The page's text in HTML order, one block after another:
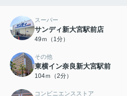
スーパー
サンディ新大宮駅前店
49ｍ（1分）
その他
東横イン奈良新大宮駅前
104ｍ（2分）
コンビニエンスストア